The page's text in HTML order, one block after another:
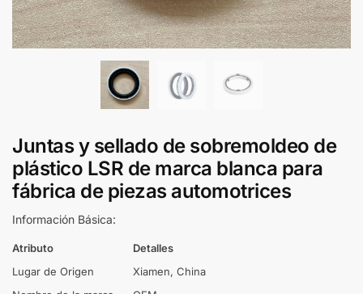
Juntas y sellado de sobremoldeo de
plástico LSR de marca blanca para
fábrica de piezas automotrices
Información Básica:
Atributo
Detalles
Lugar de Origen
Xiamen, China